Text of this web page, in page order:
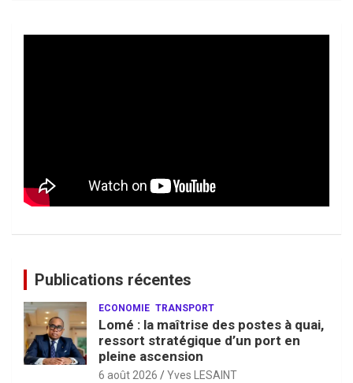
Publications récentes
ECONOMIE TRANSPORT
Lomé : la maîtrise des postes à quai,
ressort stratégique d’un port en
pleine ascension
6 août 2026 Yves LESAINT